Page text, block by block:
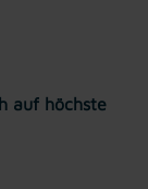
auf höchste